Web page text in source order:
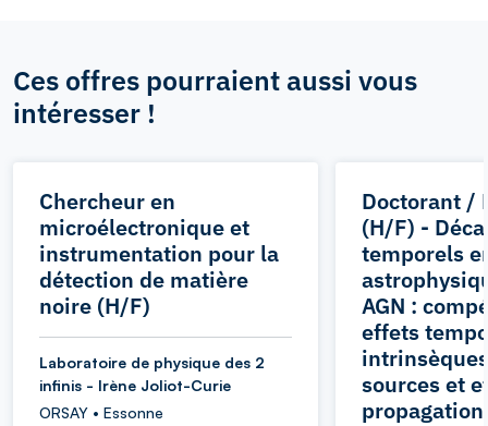
Ces offres pourraient aussi vous
intéresser !
Chercheur en
microélectronique et
instrumentation pour la
détection de matière
noire (H/F)
Laboratoire de physique des 2
infinis - Irène Joliot-Curie
ORSAY • Essonne
Doctorant /
(H/F) -
temporels
AGN :
effets
sources et
propagation